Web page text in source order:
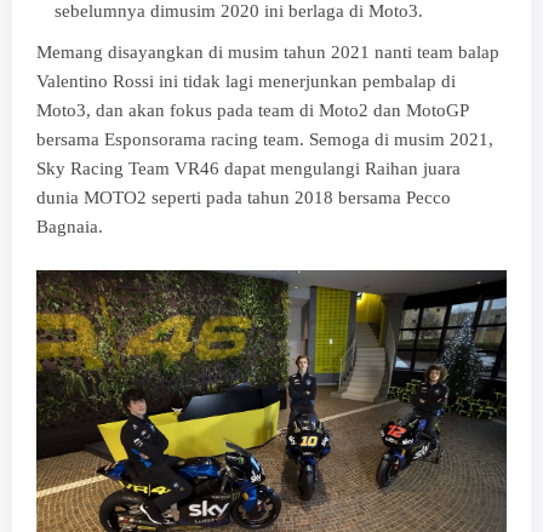
sebelumnya dimusim 2020 ini berlaga di Moto3.
Memang disayangkan di musim tahun 2021 nanti team balap
Valentino Rossi ini tidak lagi menerjunkan pembalap di
Moto3, dan akan fokus pada team di Moto2 dan MotoGP
bersama Esponsorama racing team. Semoga di musim 2021,
Sky Racing Team VR46 dapat mengulangi Raihan juara
dunia MOTO2 seperti pada tahun 2018 bersama Pecco
Bagnaia.